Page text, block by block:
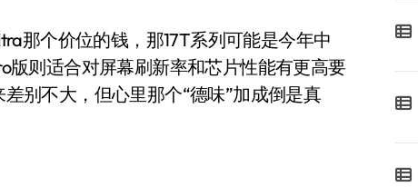
那个价位的钱，那17T系列可能是今年中
则适合对屏幕刷新率和芯片性能有更高要
别不大，但心里那个“德味”加成倒是真